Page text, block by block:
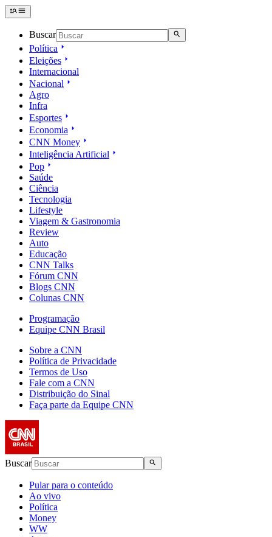
Buscar
Política
Eleições
Internacional
Nacional
Agro
Infra
Esportes
Economia
CNN Money
Inteligência Artificial
Pop
Saúde
Ciência
Tecnologia
Lifestyle
Viagem & Gastronomia
Review
Auto
Educação
CNN Talks
Fórum CNN
Blogs CNN
Colunas CNN
Programação
Equipe CNN Brasil
Sobre a CNN
Política de Privacidade
Termos de Uso
Fale com a CNN
Distribuição do Sinal
Faça parte da Equipe CNN
Buscar
Pular para o conteúdo
Ao vivo
Política
Money
WW